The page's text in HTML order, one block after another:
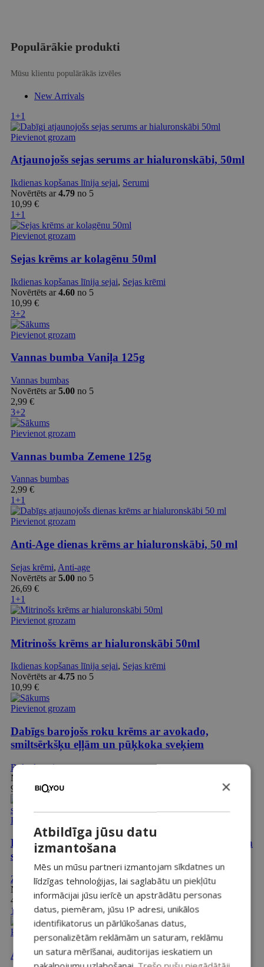
Populārākie produkti
Mūsu klientu populārākās izvēles
New Arrivals
1+1
Pievienot grozam
Atjaunojošs sejas serums ar hialuronskābi, 50ml
Ikdienas kopšanas līnija sejai, Serumi
Novērtēts ar4.79 no 5
10,99 €
1+1
Pievienot grozam
Sejas krēms ar kolagēnu 50ml
Ikdienas kopšanas līnija sejai, Sejas krēmi
Novērtēts ar4.60 no 5
10,99 €
3+2
Pievienot grozam
Vannas bumba Vaniļa 125g
Vannas bumbas
Novērtēts ar5.00 no 5
2,99 €
3+2
Pievienot grozam
Vannas bumba Zemene 125g
Vannas bumbas
2,99 €
1+1
Pievienot grozam
Anti-Age dienas krēms ar hialuronskābi, 50 ml
Sejas krēmi, Anti-age
Novērtēts ar5.00 no 5
26,69 €
1+1
Pievienot grozam
Mitrinošs krēms ar hialuronskābi 50ml
Ikdienas kopšanas līnija sejai, Sejas krēmi
Novērtēts ar4.75 no 5
10,99 €
Pievienot grozam
Dabīgs barojošs roku krēms ar avokado,
smiltsērkšķu eļļām un pūķkoka sveķiem
Roku krēmi
Novērtēts ar
9,99
Pievienot grozam
Dabīga balinoša zobu pasta ar piparmētru eļļu un
salvijas ekstraktu 100ml
Zobiem
Novērtēts ar
4,99
€
1+1
Pievienot grozam
Atjaunojošs serums acu zonai, 30ml
×
Atbildīga jūsu datu
izmantošana
Mēs un mūsu partneri izmantojam sīkdatnes un
līdzīgas tehnoloģijas, lai saglabātu un piekļūtu
informācijai jūsu ierīcē un apstrādātu personas
datus, piemēram, jūsu IP adresi, unikālos
identifikatorus un pārlūkošanas datus,
personalizētām reklāmām un saturam, reklāmu
un satura mērīšanai, auditorijas ieskatiem un